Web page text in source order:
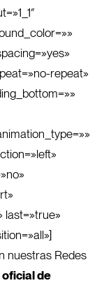
repeat»
last=»true»
nuestras Redes
de